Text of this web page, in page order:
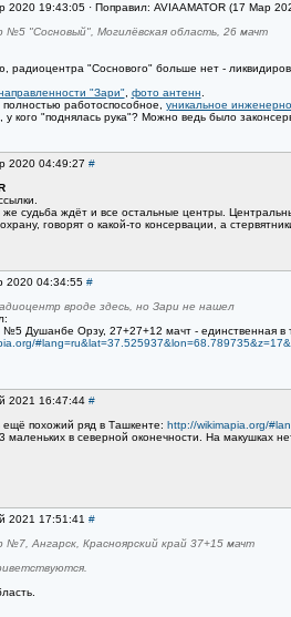
2020 19:43:05 · Поправил: AVIAAMATOR (17 Мар
№5 "Сосновый", Могилёвская область, 26 мачт
радиоцентра "Соснового" больше нет -
"Зари", фото антенн
работоспособное, уникальное
кого "поднялась рука"? Можно ведь было
2020 04:49:27 #
же судьба ждёт и все остальные центры.
говорят о какой-то консервации, а
2020 04:34:55 #
вроде здесь, но Зари не нашел
Душанбе Орзу, 27+27+12 мачт - единственная в
2021 16:47:44 #
ещё похожий ряд в Ташкенте: http://wikimapia.org/
маленьких в северной оконечности. На макушках
2021 17:51:41 #
№7, Ангарск, Красноярский край 37+15 мачт